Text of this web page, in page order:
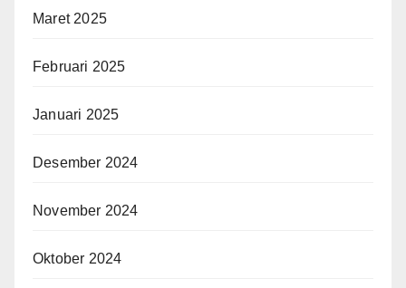
Maret 2025
Februari 2025
Januari 2025
Desember 2024
November 2024
Oktober 2024